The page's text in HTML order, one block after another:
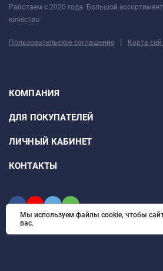
Работаем с 2020 года. Большой
качество.
Пользовательское соглашение | Карта
КОМПАНИЯ
ДЛЯ ПОКУПАТЕЛЕЙ
ЛИЧНЫЙ КАБИНЕТ
КОНТАКТЫ
Мы используем файлы cookie, чтобы
вас.